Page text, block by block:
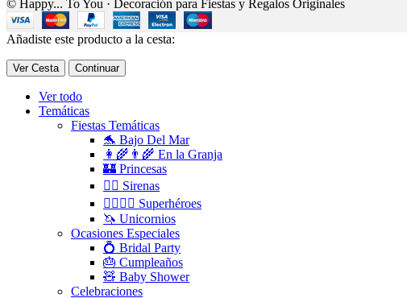
© Happy... To You · Decoración para Fiestas y Regalos Originales
Añadiste este producto a la cesta:
Ver Cesta Continuar
Ver todo
Temáticas
Fiestas Temáticas
🐬 Bajo Del Mar
👩‍🌾👨‍🌾 En la Granja
🏰 Princesas
🧜‍♀️ Sirenas
🦸‍♀️🦸‍♂️ Superhéroes
🦄 Unicornios
Ocasiones Especiales
💍 Bridal Party
🎂 Cumpleaños
🧸 Baby Shower
Celebraciones